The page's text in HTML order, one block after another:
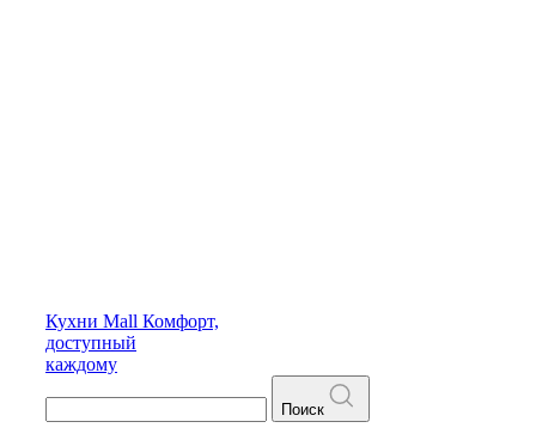
Кухни Mall Комфорт,
доступный
каждому
Поиск